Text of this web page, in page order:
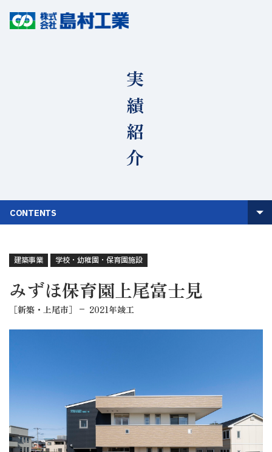
実績紹介
CONTENTS
建築事業 学校・幼稚園・保育園施設
みずほ保育園上尾富士見
［新築・上尾市］ 2021年竣工